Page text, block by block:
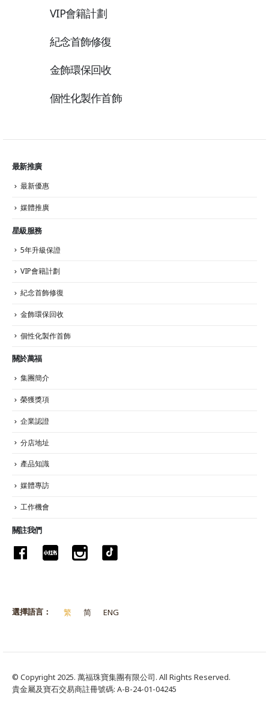
VIP會籍計劃
紀念首飾修復
金飾環保回收
個性化製作首飾
最新推廣
最新優惠
媒體推廣
星級服務
5年升級保證
VIP會籍計劃
紀念首飾修復
金飾環保回收
個性化製作首飾
關於萬福
集團簡介
榮獲獎項
企業認證
分店地址
產品知識
媒體專訪
工作機會
關註我們
選擇語言： 繁 简 ENG
© Copyright 2025. 萬福珠寶集團有限公司. All Rights Reserved.
貴金屬及寶石交易商註冊號碼: A-B-24-01-04245